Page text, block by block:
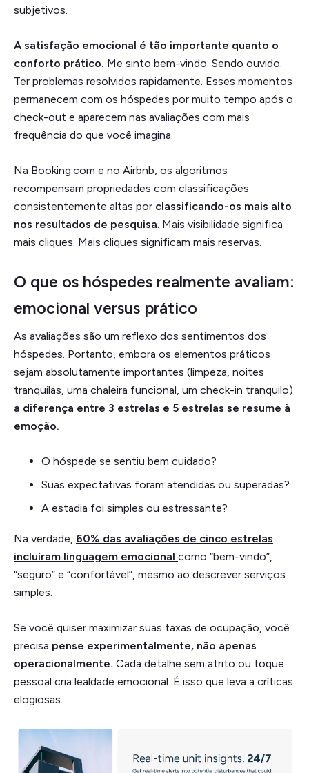
subjetivos.
A satisfação emocional é tão importante quanto o
conforto prático. Me sinto bem-vindo. Sendo ouvido.
Ter problemas resolvidos rapidamente. Esses momentos
permanecem com os hóspedes por muito tempo após o
check-out e aparecem nas avaliações com mais
frequência do que você imagina.
Na Booking.com e no Airbnb, os algoritmos
recompensam propriedades com classificações
consistentemente altas por classificando-os mais alto
nos resultados de pesquisa. Mais visibilidade significa
mais cliques. Mais cliques significam mais reservas.
O que os hóspedes realmente avaliam:
emocional versus prático
As avaliações são um reflexo dos sentimentos dos
hóspedes. Portanto, embora os elementos práticos
sejam absolutamente importantes (limpeza, noites
tranquilas, uma chaleira funcional, um check-in tranquilo)
a diferença entre 3 estrelas e 5 estrelas se resume à
emoção.
O hóspede se sentiu bem cuidado?
Suas expectativas foram atendidas ou superadas?
A estadia foi simples ou estressante?
Na verdade, 60% das avaliações de cinco estrelas
incluíram linguagem emocional como “bem-vindo”,
“seguro” e “confortável”, mesmo ao descrever serviços
simples.
Se você quiser maximizar suas taxas de ocupação, você
precisa pense experimentalmente, não apenas
operacionalmente. Cada detalhe sem atrito ou toque
pessoal cria lealdade emocional. É isso que leva a críticas
elogiosas.